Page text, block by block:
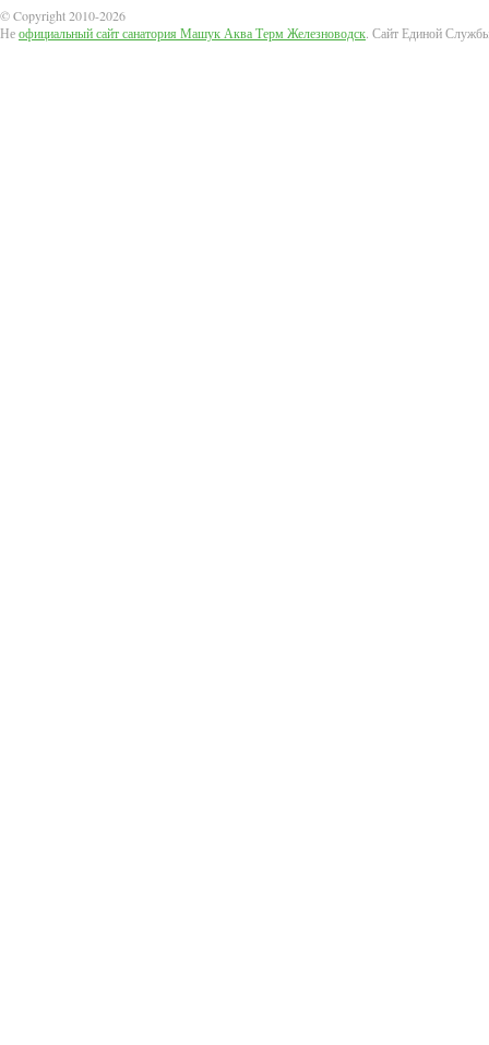
© Copyright 2010-2026
Неофициальный сайт санатория Машук Аква Терм Железноводск . Сайт Единой